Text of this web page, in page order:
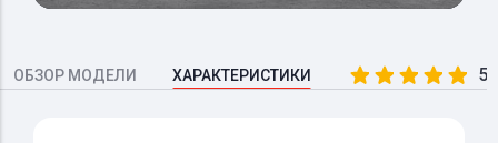
ОБЗОР МОДЕЛИ ХАРАКТЕРИСТИКИ